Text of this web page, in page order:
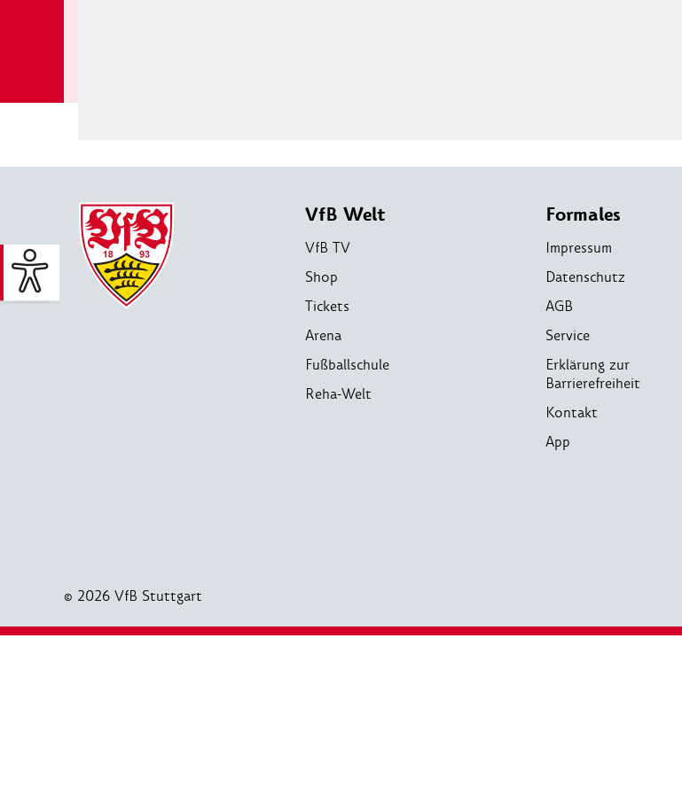
VfB Welt
VfB TV
Shop
Tickets
Arena
Fußballschule
Reha-Welt
Formales
Impressum
Datenschutz
AGB
Service
Erklärung zur
Barrierefreiheit
Kontakt
App
© 2026 VfB Stuttgart